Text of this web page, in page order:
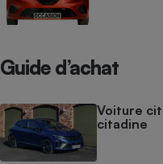
Guide d’achat
Voiture
citadine